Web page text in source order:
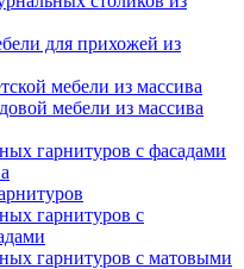
для прихожей из
мебели из массива
мебели из массива
гарнитуров с фасадами
гарнитуров с
гарнитуров с матовыми